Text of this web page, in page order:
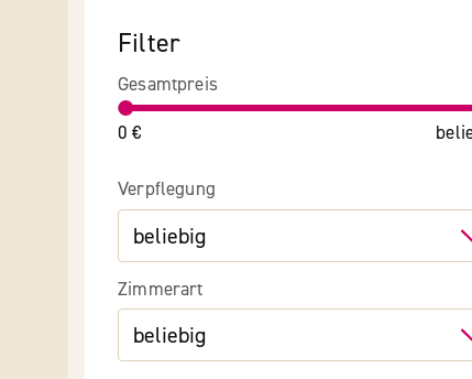
Filter
Gesamtpreis
0 €
Verpflegung
Zimmerart